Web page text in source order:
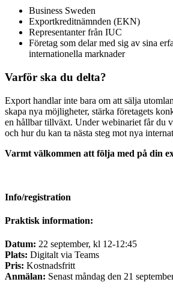
Business Sweden
Exportkreditnämnden (EKN)
Representanter från IUC
Företag som delar med sig av sina
internationella marknader
Varför ska du delta?
Export handlar inte bara om att sälja
skapa nya möjligheter, stärka företagets
en hållbar tillväxt. Under webinariet får du
och hur du kan ta nästa steg mot nya
Varmt välkommen att följa med på din
Info/registration
Praktisk information:
Datum: 22 september, kl 12-12:45
Plats: Digitalt via Teams
Pris: Kostnadsfritt
Anmälan: Senast måndag den 21